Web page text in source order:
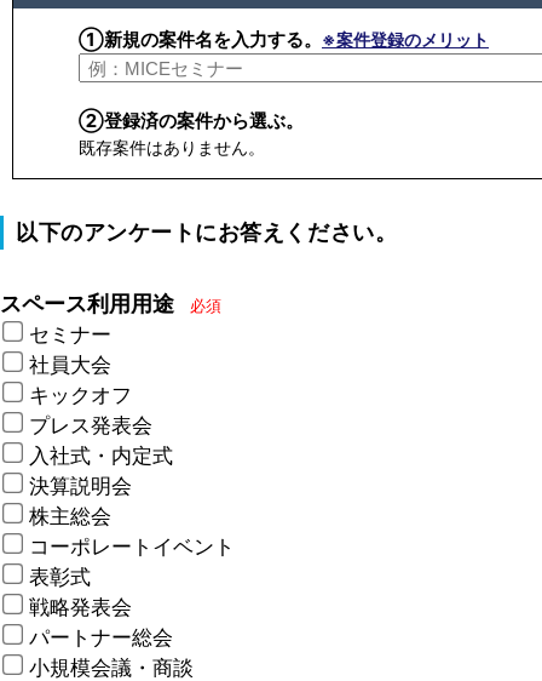
①新規の案件名を入力する。 ※案件登録のメリット
②登録済の案件から選ぶ。
既存案件はありません。
以下のアンケートにお答えください。
スペース利用用途 必須
セミナー
社員大会
キックオフ
プレス発表会
入社式・内定式
決算説明会
株主総会
コーポレートイベント
表彰式
戦略発表会
パートナー総会
小規模会議・商談